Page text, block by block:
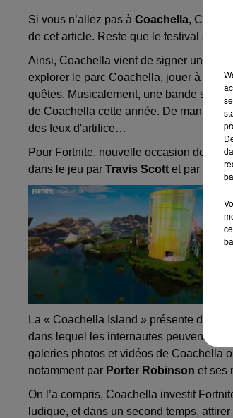
Si vous n’allez pas à Coachella,
de cet article. Reste que le festival
Ainsi, Coachella vient de signer un
explorer le parc Coachella, jouer à des
quêtes. Musicalement, une bande son
de Coachella cette année. De manière
des feux d'artifice…
Pour Fortnite, nouvelle occasion de
dans le jeu par Travis Scott et par
La « Coachella Island » présente donc
dans lequel les internautes peuvent
galeries photos et vidéos de Coachella
notamment par Porter Robinson et ses
On l’a compris, Coachella investit
ludique, et dans un second temps,